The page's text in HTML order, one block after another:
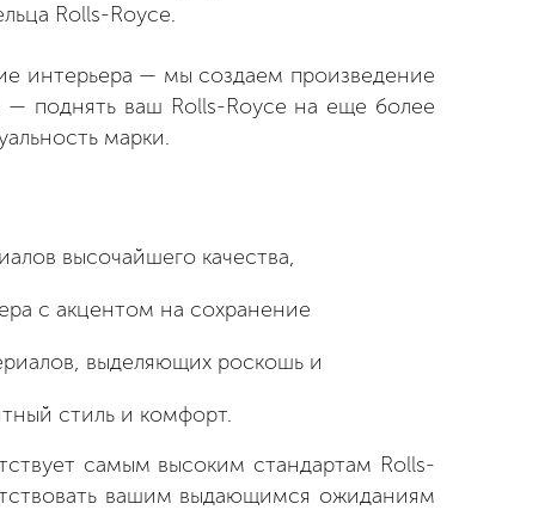
Rolls-Royce.
интерьера — мы создаем произведение
— поднять ваш Rolls-Royce на еще более
марки.
высочайшего качества,
с акцентом на сохранение
выделяющих роскошь и
стиль и комфорт.
самым высоким стандартам Rolls-
вашим выдающимся ожиданиям